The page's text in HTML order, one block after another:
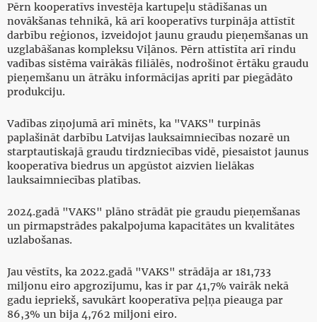
Pērn kooperatīvs investēja kartupeļu stādīšanas un
novākšanas tehnikā, kā arī kooperatīvs turpināja attīstīt
darbību reģionos, izveidojot jaunu graudu pieņemšanas un
uzglabāšanas kompleksu Viļānos. Pērn attīstīta arī rindu
vadības sistēma vairākās filiālēs, nodrošinot ērtāku graudu
pieņemšanu un ātrāku informācijas apriti par piegādāto
produkciju.
Vadības ziņojumā arī minēts, ka "VAKS" turpinās
paplašināt darbību Latvijas lauksaimniecības nozarē un
starptautiskajā graudu tirdzniecības vidē, piesaistot jaunus
kooperatīva biedrus un apgūstot aizvien lielākas
lauksaimniecības platības.
2024.gadā "VAKS" plāno strādāt pie graudu pieņemšanas
un pirmapstrādes pakalpojuma kapacitātes un kvalitātes
uzlabošanas.
Jau vēstīts, ka 2022.gadā "VAKS" strādāja ar 181,733
miljonu eiro apgrozījumu, kas ir par 41,7% vairāk nekā
gadu iepriekš, savukārt kooperatīva peļņa pieauga par
86,3% un bija 4,762 miljoni eiro.